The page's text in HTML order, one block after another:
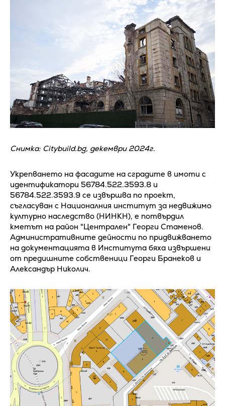
Снимка: Citybuild.bg, декември 2024г.
Укрепването на фасадите на сградите в имоти с
идентификатори 56784.522.3593.8 и
56784.522.3593.9 се извършва по проект,
съгласуван с Националния институт за недвижимо
културно наследство (НИНКН), е потвърдил
кметът на район "Централен" Георги Стаменов.
Административните дейности по придвижването
на документацията в Института бяха извършени
от предишните собственици Георги Бранеков и
Александър Николич.